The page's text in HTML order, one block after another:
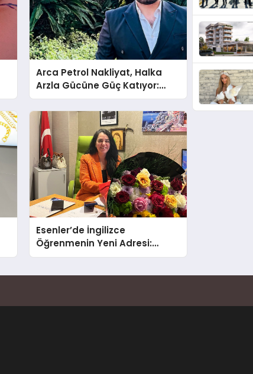
Arca Petrol Nakliyat, Halka
Arzla Gücüne Güç Katıyor:
Ömer Arca ve Mehmet
Arca’dan Sektöre Güçlü
Yatırım
Esenler’de İngilizce
Öğrenmenin Yeni Adresi:
Büyük Açılış Fırsatıyla %20